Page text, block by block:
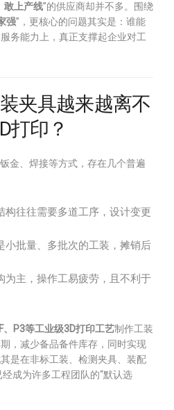
敢上产线”的供应商却并不多。围绕
强”，更核心的问题其实是：谁能
务能力上，真正支撑起企业对工
夹具越来越离不
打印？
金、焊接等方式，存在几个普遍
构往往需要多道工序，设计变更
小批量、多批次的工装，摊销后
为主，操作工易疲劳，且不利于
、P3等工业级3D打印工艺制作工装
，减少备品备件库存，同时实现
是在非标工装、检测夹具、装配
成为许多工程团队的“默认选